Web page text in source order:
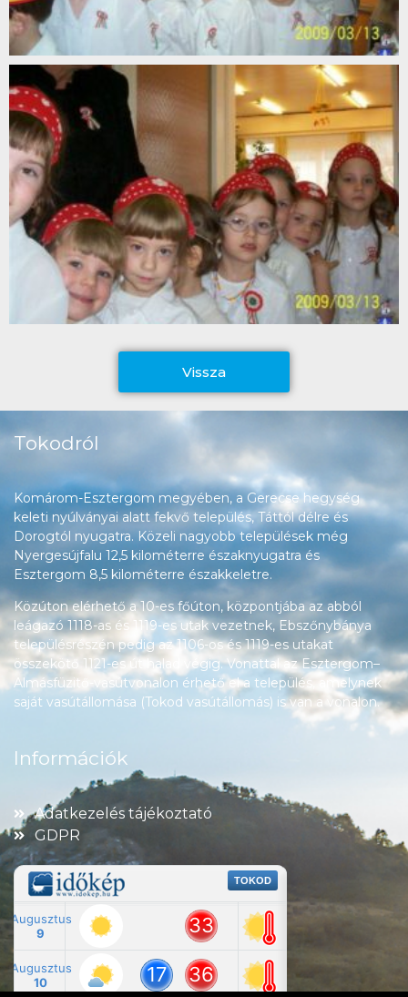
Vissza
Tokodról
Komárom-Esztergom megyében, a Gerecse hegység
keleti nyúlványai alatt fekvő település, Táttól délre és
Dorogtól nyugatra. Közeli nagyobb települések még
Nyergesújfalu 12,5 kilométerre északnyugatra és
Esztergom 8,5 kilométerre északkeletre.
Közúton elérhető a 10-es főúton, központjába az abból
leágazó 1118-as és 1119-es utak vezetnek, Ebszőnybánya
településrészén pedig az 1106-os és 1119-es utakat
összekötő 1121-es út halad végig. Vonattal az Esztergom–
Almásfüzitő-vasútvonalon érhető el a település, amelynek
saját vasútállomása (Tokod vasútállomás) is van a vonalon.
Információk
Adatkezelés tájékoztató
GDPR